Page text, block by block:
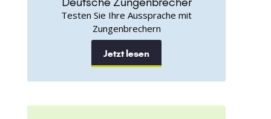
Testen Sie Ihre Aussprache mit
Zungenbrechern
Jetzt lesen